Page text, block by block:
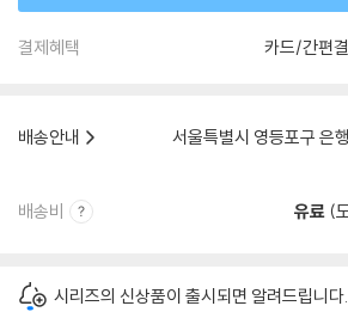
결제혜택 카드/간편
배송안내
서울특별시 영등포구 은
배송비 유료 (
시리즈의 신상품이 출시되면 알려드립니다.